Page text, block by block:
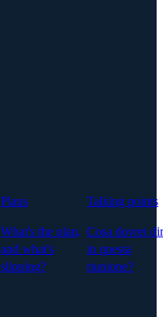
Plans
What's the plan,
and what's
slipping?
Talking points
Cosa dovrei
in questa
riunione?